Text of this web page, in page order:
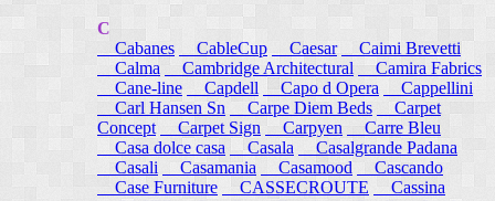
C
Cabanes
CableCup Caesar
Caimi Brevetti
Calma
Cambridge Architectural
Camira Fabrics
Cane-line
Capdell Capo d Opera
Cappellini
Carl Hansen Sn
Carpe Diem Beds
Carpet
Concept
Carpet Sign Carpyen
Carre Bleu
Casa dolce casa
Casala
Casalgrande Padana
Casali
Casamania Casamood
Cascando
Case Furniture
CASSECROUTE
Cassina